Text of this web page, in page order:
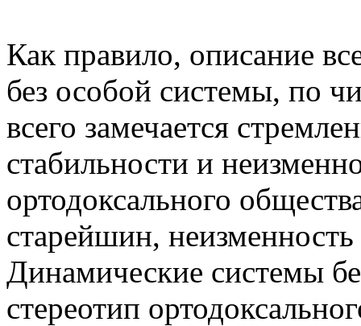
Как правило, описание
без особой системы, по
всего замечается
стабильности и
ортодоксального
старейшин,
Динамические системы
стереотип